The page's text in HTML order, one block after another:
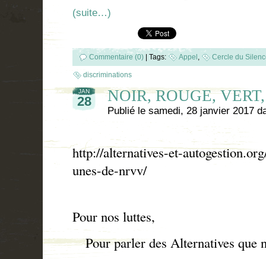
(suite…)
Commentaire (0) Tags: Appel , Cercle du
discriminations
JAN
28 NOIR, ROUGE,
Publié le samedi, 28 janvier 2017
http://alternatives-et-
unes-de-nrvv/
Pour nos luttes,
Pour parler des Alternatives que